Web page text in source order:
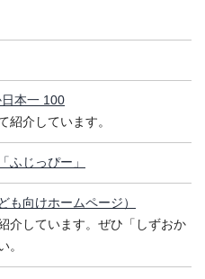
本一 100
紹介しています。
ふじっぴー」
も向けホームページ）
介しています。ぜひ「しずおか
。